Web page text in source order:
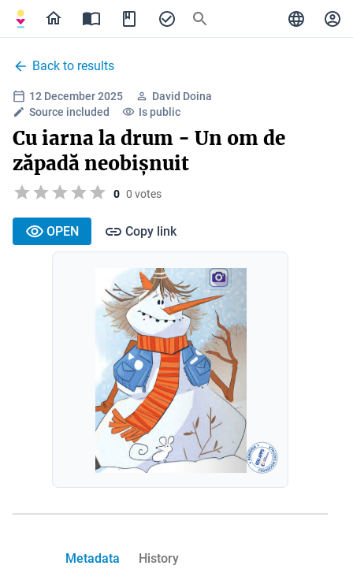
Back to results
12 December 2025
David Doina
Source included
Is public
Cu iarna la drum - Un om de
zăpadă neobișnuit
0 0 votes
OPEN Copy link
Metadata History